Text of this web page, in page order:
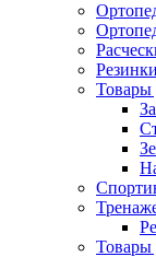
Товары
Товары